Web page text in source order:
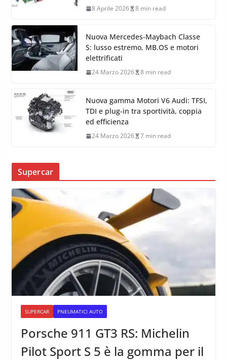
8 Aprile 2026 8 min read
Nuova Mercedes-Maybach Classe
S: lusso estremo, MB.OS e motori
elettrificati
24 Marzo 2026 8 min read
Nuova gamma Motori V6 Audi: TFSI,
TDI e plug-in tra sportività, coppia
ed efficienza
24 Marzo 2026 7 min read
Supercar
SUPERCAR PNEUMATICI AUTO
Porsche 911 GT3 RS: Michelin
Pilot Sport S 5 è la gomma per il